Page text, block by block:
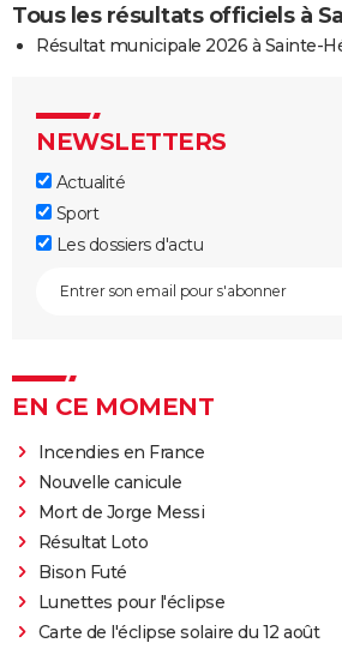
Tous les résultats officiels à
Résultat municipale 2026 à Sainte-
NEWSLETTERS
Actualité
Sport
Les dossiers d'actu
EN CE MOMENT
Incendies en France
Nouvelle canicule
Mort de Jorge Messi
Résultat Loto
Bison Futé
Lunettes pour l'éclipse
Carte de l'éclipse solaire du 12 août